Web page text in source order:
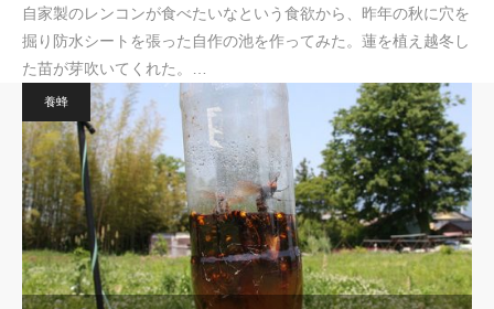
自家製のレンコンが食べたいなという食欲から、昨年の秋に穴を
掘り防水シートを張った自作の池を作ってみた。蓮を植え越冬し
た苗が芽吹いてくれた。…
養蜂